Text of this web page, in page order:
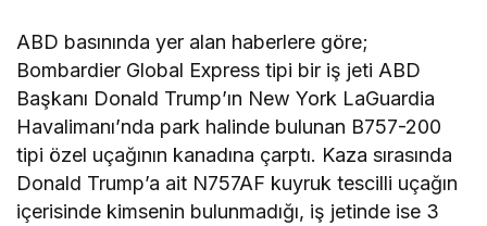
ABD basınında yer alan haberlere göre;
Bombardier Global Express tipi bir iş jeti ABD
Başkanı Donald Trump’ın New York LaGuardia
Havalimanı’nda park halinde bulunan B757-200
tipi özel uçağının kanadına çarptı. Kaza sırasında
Donald Trump’a ait N757AF kuyruk tescilli uçağın
içerisinde kimsenin bulunmadığı, iş jetinde ise 3